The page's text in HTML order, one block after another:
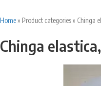
Home» Product categories» Chinga
Chinga